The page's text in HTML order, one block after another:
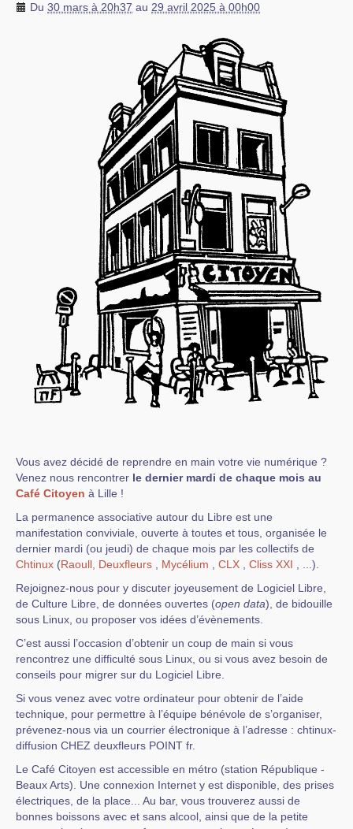
Du 30 mars à 20h37 au 29 avril 2025 à 00h00
Vous avez décidé de reprendre en main votre vie numérique ?
Venez nous rencontrer le dernier mardi de chaque mois au
Café Citoyen à Lille !
La permanence associative autour du Libre est une
manifestation conviviale, ouverte à toutes et tous, organisée le
dernier mardi (ou jeudi) de chaque mois par les collectifs de
Chtinux (Raoull, Deuxfleurs Mycélium CLX Cliss XXI , ...).
Rejoignez-nous pour y discuter joyeusement de Logiciel Libre,
de Culture Libre, de données ouvertes (open data), de bidouille
sous Linux, ou proposer vos idées d’évènements.
C’est aussi l’occasion d’obtenir un coup de main si vous
rencontrez une difficulté sous Linux, ou si vous avez besoin de
conseils pour migrer sur du Logiciel Libre.
Si vous venez avec votre ordinateur pour obtenir de l’aide
technique, pour permettre à l’équipe bénévole de s’organiser,
prévenez-nous via un courrier électronique à l’adresse : chtinux-
diffusion CHEZ deuxfleurs POINT fr.
Le Café Citoyen est accessible en métro (station République -
Beaux Arts). Une connexion Internet y est disponible, des prises
électriques, de la place... Au bar, vous trouverez aussi de
bonnes boissons avec et sans alcool, ainsi que de la petite